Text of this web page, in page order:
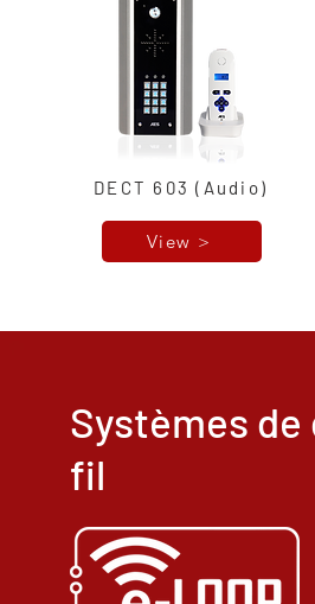
DECT 603 (Audio)
View >
Systèmes
fil